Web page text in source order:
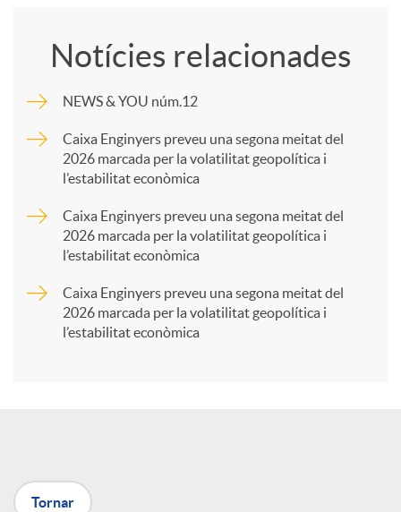
m
p
a
Notícies relacionades
NEWS & YOU núm.12
Caixa Enginyers preveu una segona meitat del
2026 marcada per la volatilitat geopolítica i
l’estabilitat econòmica
Caixa Enginyers preveu una segona meitat del
2026 marcada per la volatilitat geopolítica i
l’estabilitat econòmica
Caixa Enginyers preveu una segona meitat del
2026 marcada per la volatilitat geopolítica i
l’estabilitat econòmica
Tornar